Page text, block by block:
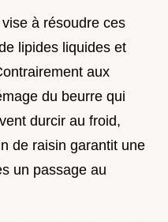
à résoudre ces
lipides liquides et
aux
du beurre qui
durcir au froid,
de raisin garantit une
un passage au